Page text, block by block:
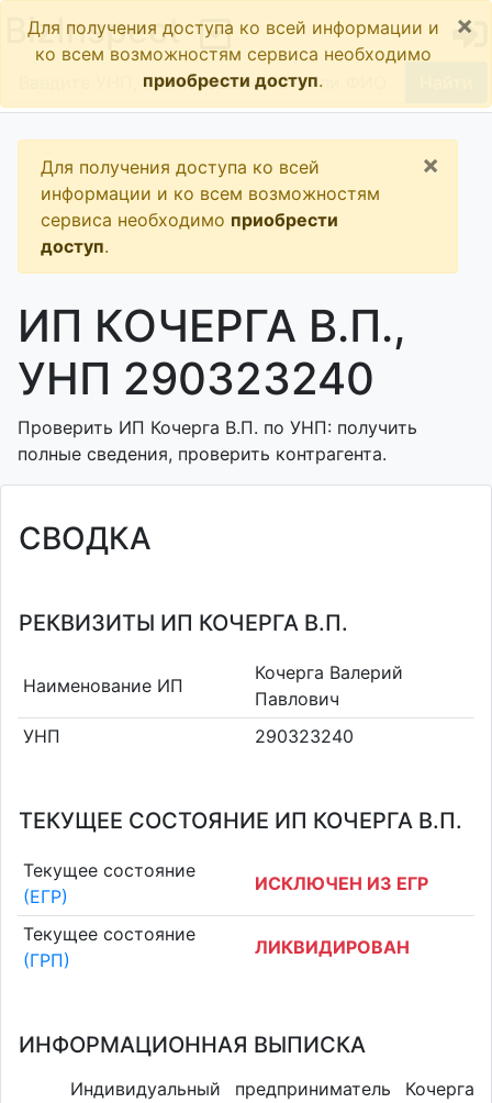
BizInspect
Для получения доступа ко всей информации и
ко всем возможностям сервиса необходимо
приобрести доступ.
×
Для получения доступа ко всей
информации и ко всем возможностям
сервиса необходимо приобрести
доступ.
×
ИП КОЧЕРГА В.П.,
УНП 290323240
Проверить ИП Кочерга В.П. по УНП: получить
полные сведения, проверить контрагента.
СВОДКА
РЕКВИЗИТЫ ИП КОЧЕРГА В.П.
Наименование ИП
Кочерга Валерий
Павлович
УНП
290323240
ТЕКУЩЕЕ СОСТОЯНИЕ ИП КОЧЕРГА В.П.
Текущее состояние
(ЕГР)
ИСКЛЮЧЕН ИЗ ЕГР
Текущее состояние
(ГРП)
ЛИКВИДИРОВАН
ИНФОРМАЦИОННАЯ ВЫПИСКА
Индивидуальный предприниматель Кочерга